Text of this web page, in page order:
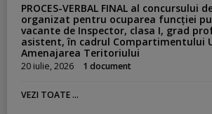
PROCES-VERBAL FINAL al concursului
organizat pentru ocuparea funcției
vacante de Inspector, clasa I, grad
asistent, în cadrul Compartimentului
Amenajarea Teritoriului
20 iulie, 2026 1 document
VEZI TOATE ...